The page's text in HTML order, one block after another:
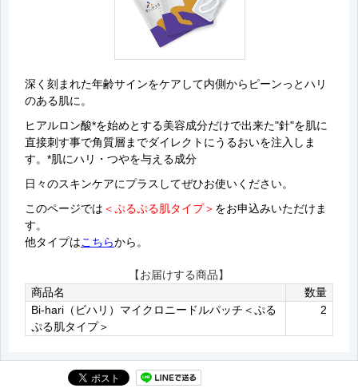
深く刻まれた年齢サインをケアして内側からピーンっとハリ
のある肌に。
ヒアルロン酸*を始めとする美容成分だけで出来た"針"を肌に
直接刺す事で角質層までダイレクトにうるおいを注入しま
す。*肌にハリ・つやを与える成分
日々のスキンケアにプラスしてぜひお使いください。
このページでは ＜ぷるぷる肌タイプ＞ をお申込みいただけま
す。
他タイプはこちらから。
【お届けする商品】
商品名
数量
Bi-hari（ビハリ）マイクロニードルパッチ＜ぷる
ぷる肌タイプ＞
2